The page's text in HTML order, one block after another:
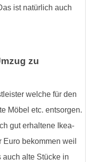
ist natürlich auch
zu
welche für den
Möbel etc. entsorgen.
gut erhaltene Ikea-
bekommen weil
alte Stücke in